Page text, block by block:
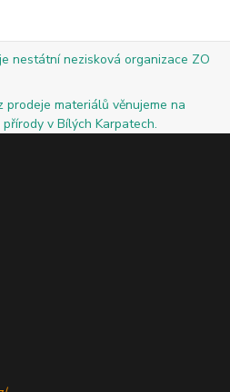
nestátní nezisková organizace ZO
prodeje materiálů věnujeme na
v Bílých Karpatech.